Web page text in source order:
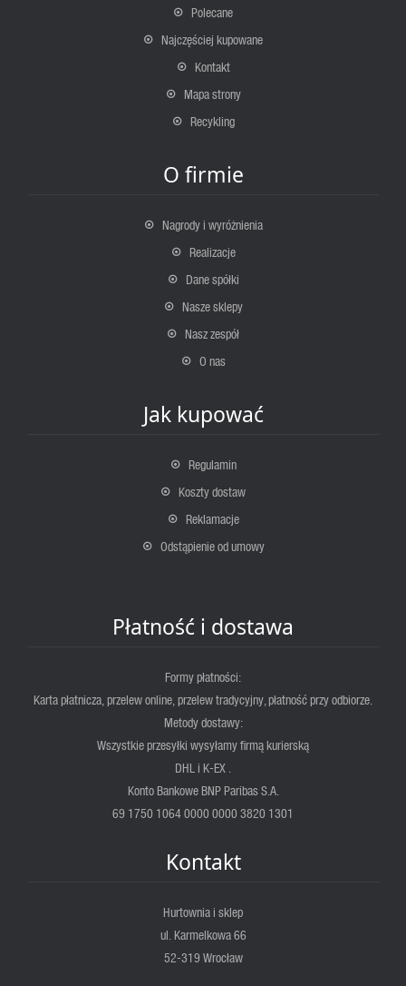
Polecane
Najczęściej kupowane
Kontakt
Mapa strony
Recykling
O firmie
Nagrody i wyróżnienia
Realizacje
Dane spółki
Nasze sklepy
Nasz zespół
O nas
Jak kupować
Regulamin
Koszty dostaw
Reklamacje
Odstąpienie od umowy
Płatność i dostawa
Formy płatności:
Karta płatnicza, przelew online, przelew tradycyjny, płatność przy odbiorze.
Metody dostawy:
Wszystkie przesyłki wysyłamy firmą kurierską
DHL i K-EX .
Konto Bankowe BNP Paribas S.A.
69 1750 1064 0000 0000 3820 1301
Kontakt
Hurtownia i sklep
ul. Karmelkowa 66
52-319 Wrocław